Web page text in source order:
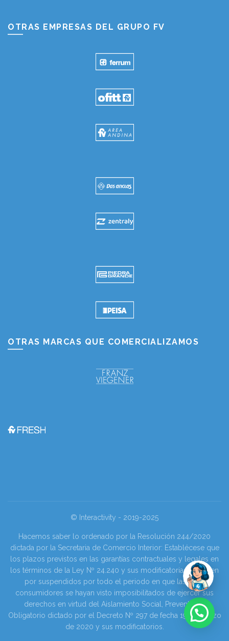
OTRAS EMPRESAS DEL GRUPO FV
OTRAS MARCAS QUE COMERCIALIZAMOS
© Interactivity - 2019-2025
Hacemos saber lo ordenado por la Resolución 244/2020
dictada por la Secretaria de Comercio Interior: Establécese que
los plazos previstos en las garantías contractuales y legales en
los términos de la Ley Nº 24.240 y sus modificatorias se tienen
por suspendidos por todo el periodo en que las y los
consumidores se hayan visto imposibilitados de ejercer sus
derechos en virtud del Aislamiento Social, Preventivo y
Obligatorio dictado por el Decreto Nº 297 de fecha 19 de marzo
de 2020 y sus modificatorios.